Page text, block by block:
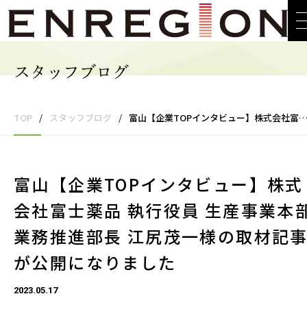
スタッフブログ
TOP / スタッフブログ / 富山【企業TOPインタビュー】株式会社富士薬品 執行役員 生産事業本部業務推進部長 江尻茂一様の取材記事が公開になりました
富山【企業TOPインタビュー】株式
会社富士薬品 執行役員 生産事業本
業務推進部長 江尻茂一様の取材記
が公開になりました
2023.05.17